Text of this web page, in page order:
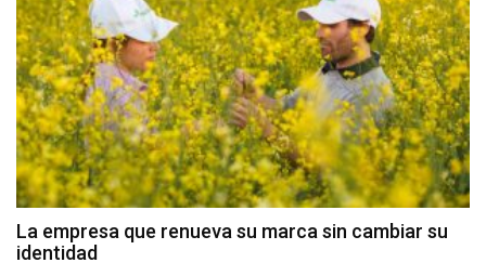
La empresa que renueva su marca sin cambiar su
identidad